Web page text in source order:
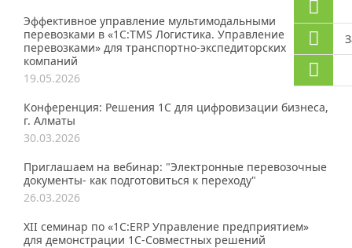
Эффективное управление мультимодальными
перевозками в «1С:TMS Логистика. Управление
перевозками» для транспортно-экспедиторских
компаний
19.05.2026
Конференция: Решения 1С для цифровизации бизнеса,
г. Алматы
30.03.2026
Приглашаем на вебинар: "Электронные перевозочные
документы- как подготовиться к переходу"
26.03.2026
XII семинар по «1С:ERP Управление предприятием»
для демонстрации 1C-Совместных решений